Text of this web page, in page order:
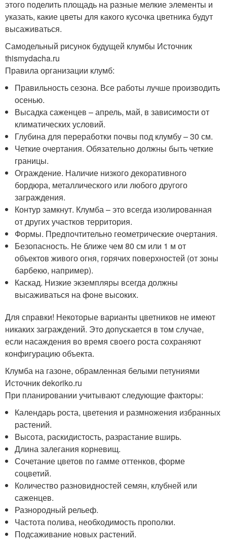
этого поделить площадь на разные мелкие элементы и
указать, какие цветы для какого кусочка цветника будут
высаживаться.
Самодельный рисунок будущей клумбы Источник
thismydacha.ru
Правила организации клумб:
Правильность сезона. Все работы лучше производить
осенью.
Высадка саженцев – апрель, май, в зависимости от
климатических условий.
Глубина для переработки почвы под клумбу – 30 см.
Четкие очертания. Обязательно должны быть четкие
границы.
Ограждение. Наличие низкого декоративного
бордюра, металлического или любого другого
заграждения.
Контур замкнут. Клумба – это всегда изолированная
от других участков территория.
Формы. Предпочтительно геометрические очертания.
Безопасность. Не ближе чем 80 см или 1 м от
объектов живого огня, горячих поверхностей (от зоны
барбекю, например).
Каскад. Низкие экземпляры всегда должны
высаживаться на фоне высоких.
Для справки! Некоторые варианты цветников не имеют
никаких заграждений. Это допускается в том случае,
если насаждения во время своего роста сохраняют
конфигурацию объекта.
Клумба на газоне, обрамленная белыми петуниями
Источник dekoriko.ru
При планировании учитывают следующие факторы:
Календарь роста, цветения и размножения избранных
растений.
Высота, раскидистость, разрастание вширь.
Длина залегания корневищ.
Сочетание цветов по гамме оттенков, форме
соцветий.
Количество разновидностей семян, клубней или
саженцев.
Разнородный рельеф.
Частота полива, необходимость прополки.
Подсаживание новых растений.